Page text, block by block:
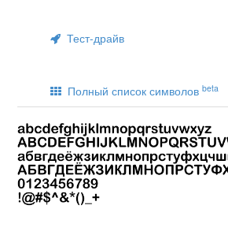
Тест-драйв
Полный список символов beta